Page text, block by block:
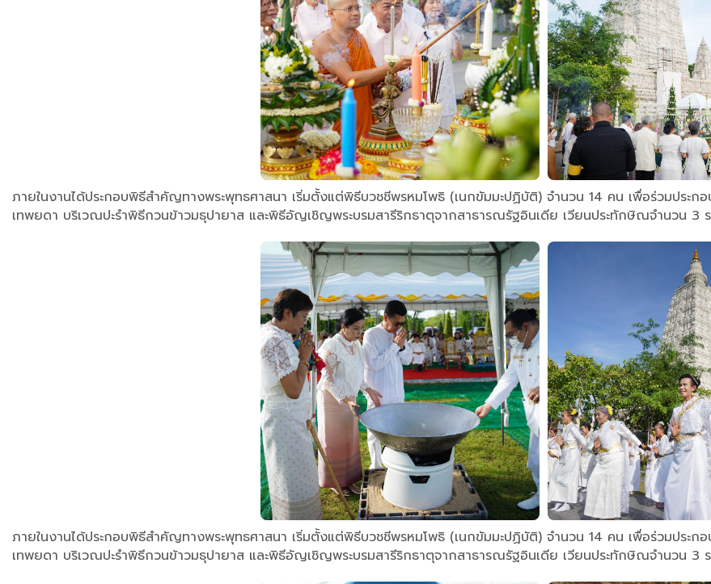
ภายในงานได้ประกอบพิธีสำคัญทางพระพุทธศาสนา เริ่มตั้งแต่พิธีบวชชีพรหมโพธิ (เนกขัมมะปฏิบัติ) จำนวน 14 คน เพื่อร่วมประ
เทพยดา บริเวณปะรำพิธีกวนข้าวมธุปายาส และพิธีอัญเชิญพระบรมสารีริกธาตุจากสาธารณรัฐอินเดีย เวียนประทักษิณจำนวน
ภายในงานได้ประกอบพิธีสำคัญทางพระพุทธศาสนา เริ่มตั้งแต่พิธีบวชชีพรหมโพธิ (เนกขัมมะปฏิบัติ) จำนวน 14 คน เพื่อร่วมประ
เทพยดา บริเวณปะรำพิธีกวนข้าวมธุปายาส และพิธีอัญเชิญพระบรมสารีริกธาตุจากสาธารณรัฐอินเดีย เวียนประทักษิณจำนวน